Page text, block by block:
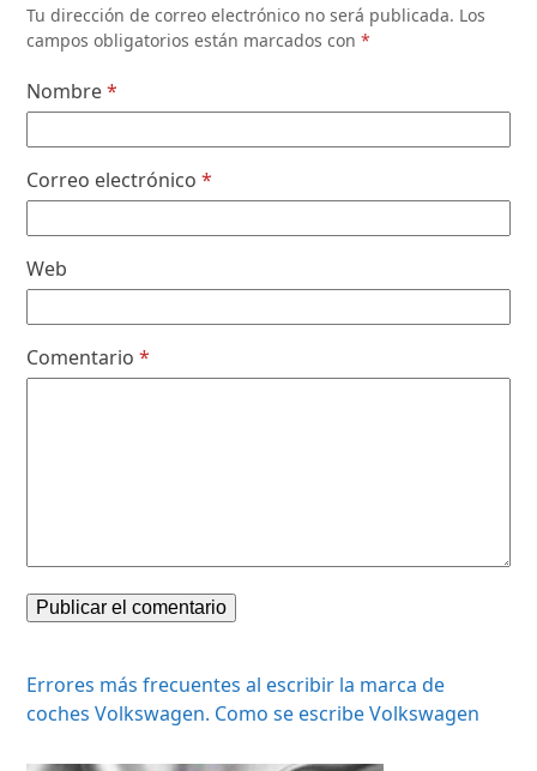
Tu dirección de correo electrónico no será publicada. Los
campos obligatorios están marcados con*
Nombre*
Correo electrónico*
Web
Comentario*
Errores más frecuentes al escribir la marca de
coches Volkswagen. Como se escribe Volkswagen